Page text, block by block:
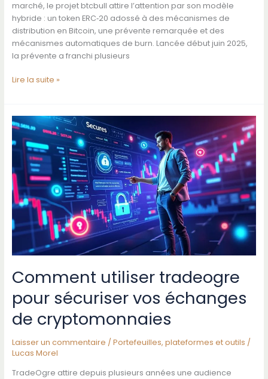
marché, le projet btcbull attire l’attention par son modèle
hybride : un token ERC‑20 adossé à des mécanismes de
distribution en Bitcoin, une prévente remarquée et des
mécanismes automatiques de burn. Lancée début juin 2025,
la prévente a franchi plusieurs
Découvrir
fonctionnement
et
avantages
d’une
plateforme
crypto
innovante
Lire la suite »
Comment utiliser tradeogre
pour sécuriser vos échanges
de cryptomonnaies
Laisser un commentaire / Portefeuilles, plateformes et outils /
Lucas Morel
TradeOgre attire depuis plusieurs années une audience